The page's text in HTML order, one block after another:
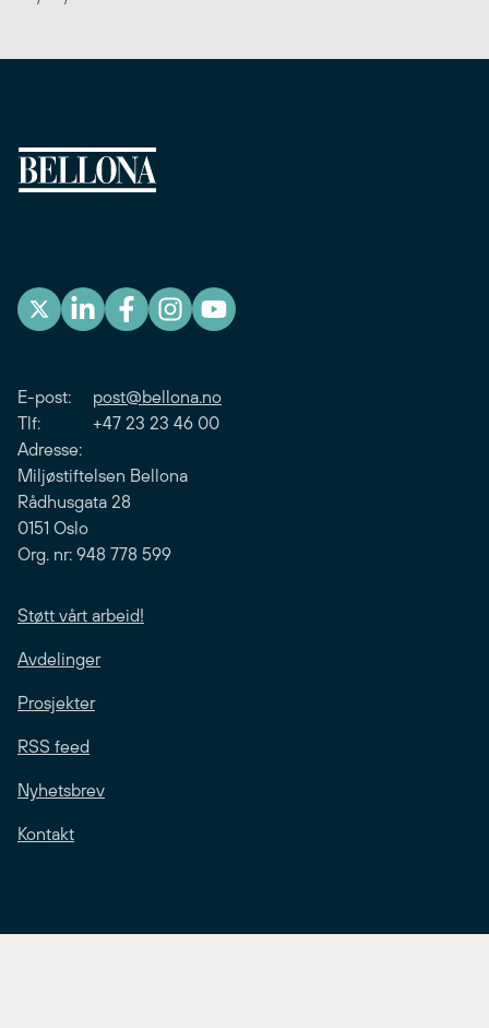
E-post: post@bellona.no
Tlf: +47 23 23 46 00
Adresse:
Miljøstiftelsen Bellona
Rådhusgata 28
0151 Oslo
Org. nr: 948 778 599
Støtt vårt arbeid!
Avdelinger
Prosjekter
RSS feed
Nyhetsbrev
Kontakt